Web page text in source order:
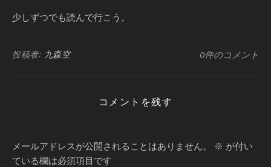
少しずつでも読んで行こう。
投稿者: 九森空 0件のコメント
コメントを残す
メールアドレスが公開されることはありません。 ※ が付い
ている欄は必須項目です